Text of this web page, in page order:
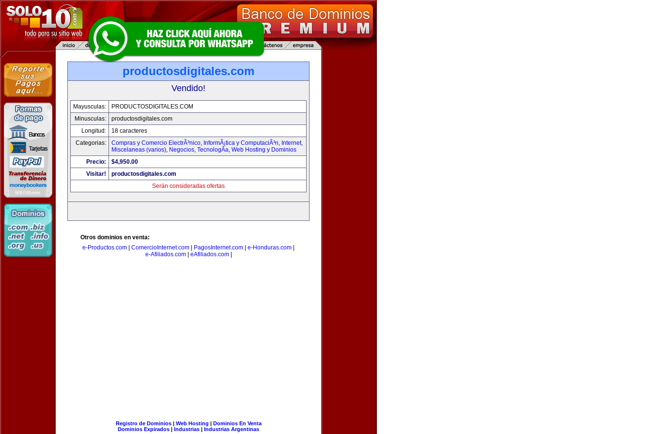
productosdigitales.com
Vendido!
Mayusculas:
PRODUCTOSDIGITALES.COM
Minusculas:
productosdigitales.com
Longitud:
18 caracteres
Categorias:
Compras y Comercio ElectrÃ³nico, InformÃ¡tica y ComputaciÃ³n, Internet,
Miscelaneas (varios), Negocios, TecnologÃ­a, Web Hosting y Dominios
Precio:
$4,950.00
Visitar!
productosdigitales.com
Serán consideradas ofertas
Otros dominios en venta:
e-Productos.com
ComercioInternet.com PagosInternet.com e-Honduras.com
e-Afiliados.com| eAfiliados.com|
Registro de Dominios| Web Hosting | Dominios En Venta
Dominios Expirados | Industrias | Industrias Argentinas